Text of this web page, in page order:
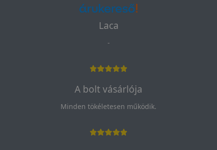
Laca
-
A bolt vásárlója
Minden tökéletesen működik.